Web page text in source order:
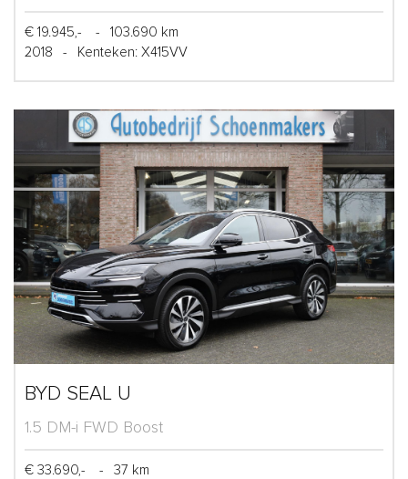
€ 19.945,- -
103.690 km
2018
- Kenteken: X415VV
BYD SEAL U
1.5 DM-i FWD Boost
€ 33.690,- -
37 km